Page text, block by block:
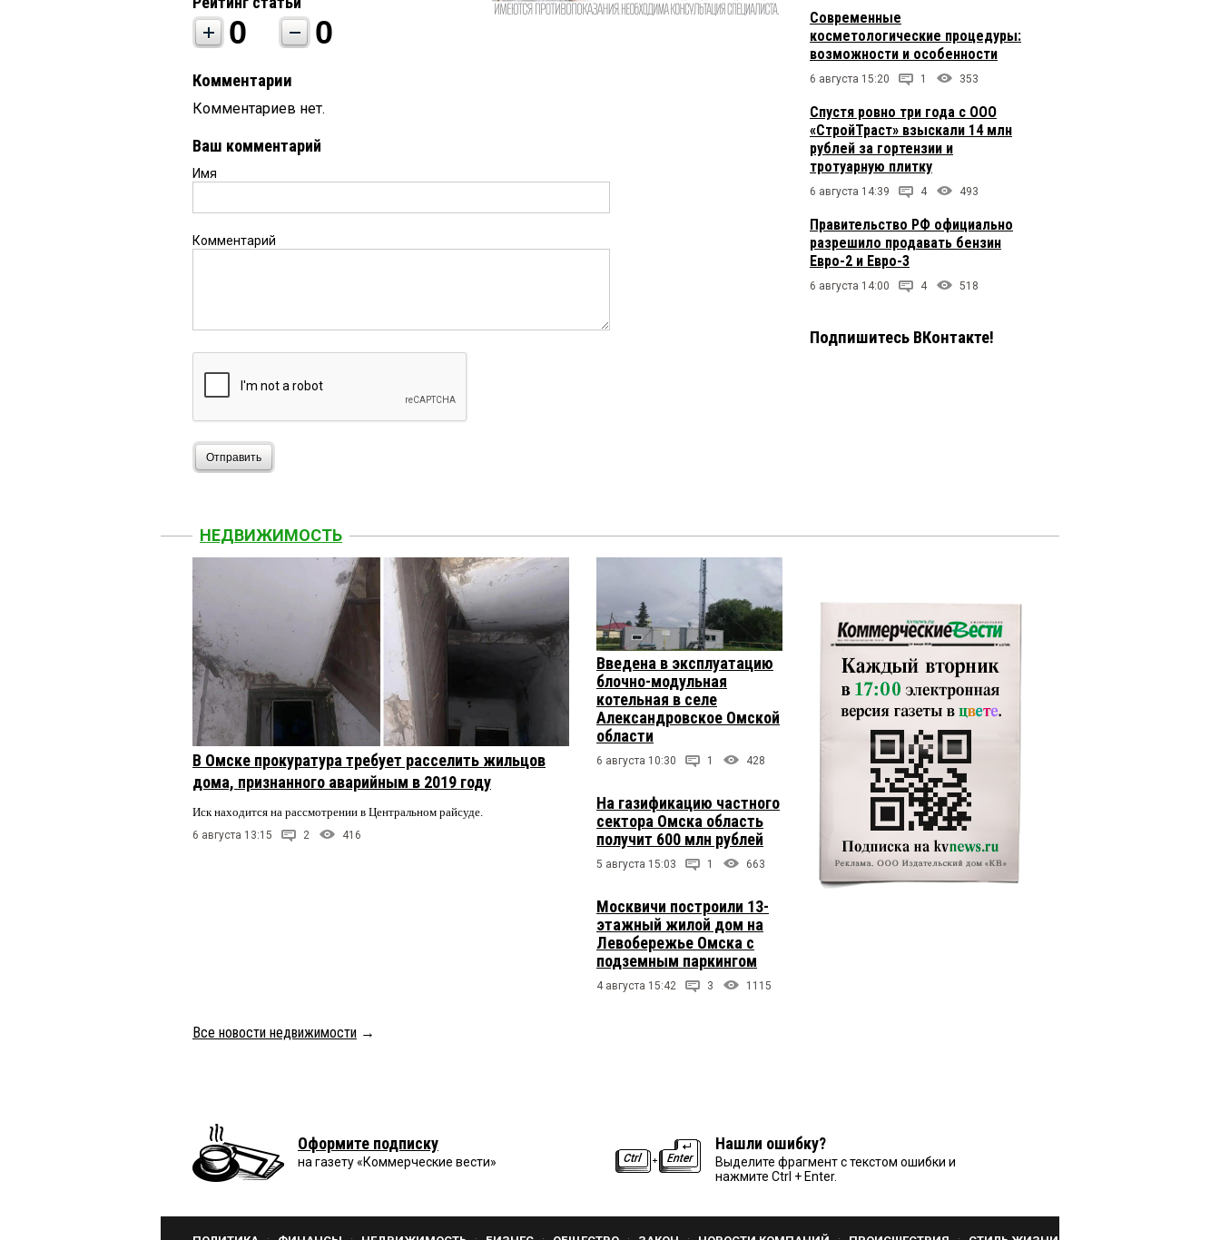
0 0
Комментарии
Комментариев нет.
Ваш комментарий
Имя
Комментарий
Отправить
Современные
косметологические процедуры:
возможности и особенности
6 августа 15:20 1 353
Спустя ровно три года с ООО
«СтройТраст» взыскали 14 млн
рублей за гортензии и
тротуарную плитку
6 августа 14:39 4 493
Правительство РФ официально
разрешило продавать бензин
Евро-2 и Евро-3
6 августа 14:00 4 518
Подпишитесь ВКонтакте!
НЕДВИЖИМОСТЬ
В Омске прокуратура требует расселить жильцов
дома, признанного аварийным в 2019 году
Иск находится на рассмотрении в Центральном райсуде.
6 августа 13:15 2 416
Введена в эксплуатацию
блочно-модульная
котельная в селе
Александровское Омской
области
6 августа 10:30 1 428
На газификацию частного
сектора Омска область
получит 600 млн рублей
5 августа 15:03 1 663
Москвичи построили 13-
этажный жилой дом на
Левобережье Омска с
подземным паркингом
4 августа 15:42 3 1115
Все новости недвижимости →
Оформите подписку
на газету «Коммерческие вести»
Нашли ошибку?
Выделите фрагмент с текстом ошибки и
нажмите Ctrl + Enter.